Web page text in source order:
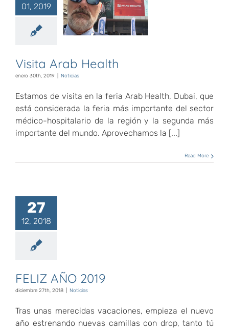
01, 2019
Visita Arab
Health
Visita Arab Health
enero 30th, 2019 Noticias
Estamos de visita en la feria Arab Health, Dubai, que
está considerada la feria más importante del sector
médico-hospitalario de la región y la segunda más
importante del mundo. Aprovechamos la [...]
Read More
27
12, 2018
FELIZ AÑO 2019
diciembre 27th, 2018 Noticias
Tras unas merecidas vacaciones, empieza el nuevo
año estrenando nuevas camillas con drop, tanto tú